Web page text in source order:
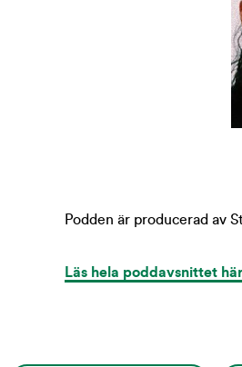
Podden är producerad av
Läs hela poddavsnittet här